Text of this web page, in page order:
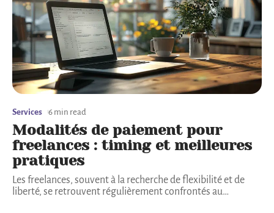
Services 6 min read
Modalités de paiement pour
freelances : timing et meilleures
pratiques
Les freelances, souvent à la recherche de flexibilité et de
liberté, se retrouvent régulièrement confrontés au…